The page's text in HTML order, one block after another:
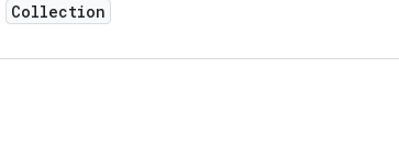
Collection